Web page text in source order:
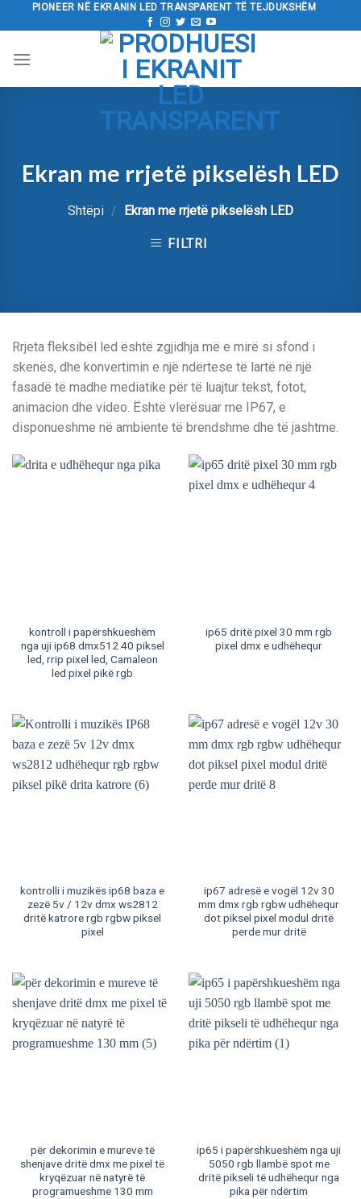
tek
PIONEER NË EKRANIN LED TRANSPARENT TË TEJDUKSHËM
Ekran me rrjetë pikselësh LED
Shtëpi / Ekran me rrjetë pikselësh LED
FILTRI
Rrjeta fleksibël led është zgjidhja më e mirë si sfond i
skenës, dhe konvertimin e një ndërtese të lartë në një
fasadë të madhe mediatike për të luajtur tekst, fotot,
animacion dhe video. Është vlerësuar me IP67, e
disponueshme në ambiente të brendshme dhe të jashtme.
kontroll i papërshkueshëm
nga uji ip68 dmx512 40 piksel
led, rrip pixel led, Camaleon
led pixel pikë rgb
ip65 dritë pixel 30 mm rgb
pixel dmx e udhëhequr
kontrolli i muzikës ip68 baza e
zezë 5v / 12v dmx ws2812
dritë katrore rgb rgbw piksel
pixel
ip67 adresë e vogël 12v 30
mm dmx rgb rgbw udhëhequr
dot piksel pixel modul dritë
perde mur dritë
për dekorimin e mureve të
shenjave dritë dmx me pixel të
kryqëzuar në natyrë të
programueshme 130 mm
ip65 i papërshkueshëm nga uji
5050 rgb llambë spot me
dritë pikseli të udhëhequr nga
pika për ndërtim